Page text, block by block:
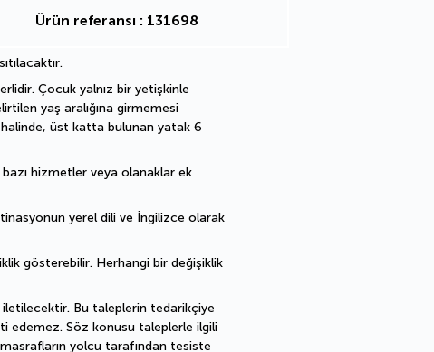
Ürün referansı : 131698
Çocuk yalnız bir yetişkinle
yaş aralığına girmemesi
halinde, üst katta bulunan yatak 6
bazı hizmetler veya olanaklar ek
yerel dili ve İngilizce olarak
gösterebilir. Herhangi bir değişiklik
Bu taleplerin tedarikçiye
edemez. Söz konusu taleplerle ilgili
yolcu tarafından tesiste